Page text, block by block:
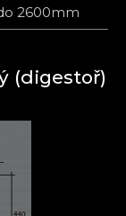
2600mm
(digestoř)